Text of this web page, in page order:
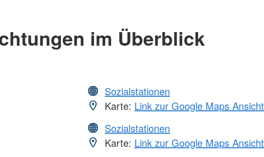
im Überblick
Sozialstationen
Karte: Link zur Google Maps Ansicht
Sozialstationen
Karte: Link zur Google Maps Ansicht